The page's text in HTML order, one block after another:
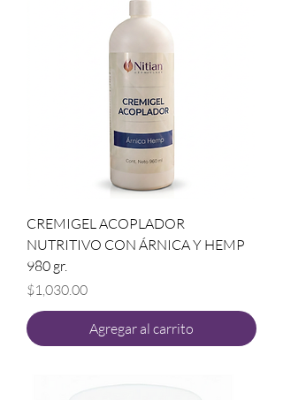
CREMIGEL ACOPLADOR
NUTRITIVO CON ÁRNICA Y HEMP
980 gr.
Precio
$1,030.00
Agregar al carrito